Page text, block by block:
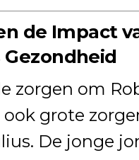
de Impact
Gezondheid
zorgen om
ook grote
De jonge